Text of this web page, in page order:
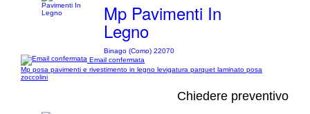
Mp Pavimenti In
Legno
Binago (Como) 22070
Email confermata
Mp posa pavimenti e rivestimento in legno levigatura parquet laminato posa
zoccolini
Chiedere preventivo